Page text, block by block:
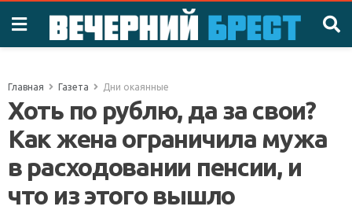
Главная Газета Дни окаянные
Хоть по рублю, да за свои?
Как жена ограничила мужа
в расходовании пенсии, и
что из этого вышло